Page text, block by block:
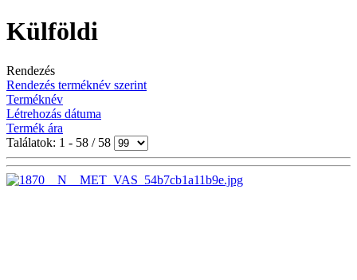
Külföldi
Rendezés
Rendezés terméknév szerint
Terméknév
Létrehozás dátuma
Termék ára
Találatok: 1 - 58 / 58